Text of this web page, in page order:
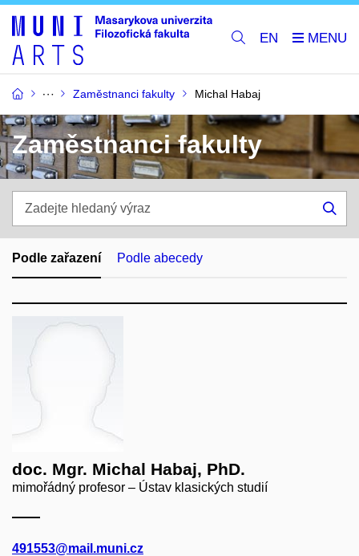
EN
Zaměstnanci fakulty Michal Habaj
Zaměstnanci fakulty
hledaný
výraz
Podle zařazení Podle abecedy
doc. Mgr. Michal Habaj, PhD.
mimořádný profesor – Ústav klasických studií
491553@mail.muni.cz